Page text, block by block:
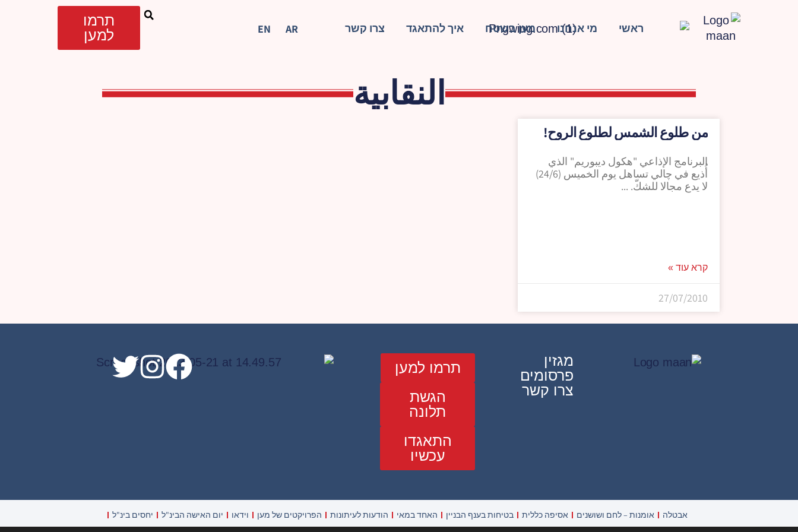
ראשי מי אנחנו מען בשטח איך להתאגד צרו קשר AR
EN
תרמו
למען
النقابية
من طلوع الشمس لطلوع الروح!
البرنامج الإذاعي "هكول ديبوريم" الذي
أُذيع في چالي تساهل يوم الخميس (24/6)
لا يدع مجالا للشكّ.
קרא עוד »
27/07/2010
מגזין
פרסומים
צרו קשר
תרמו למען
הגשת
תלונה
התאגדו
עכשיו
אבטלה אומנות – לחם ושושנים אסיפה כללית בטיחות בענף הבניין האחד במאי הודעות לעיתונות הפרויקטים של מען וידאו יום האישה הבינ"ל
יחסים בינ"ל